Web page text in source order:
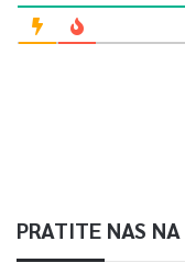
PRATITE NAS NA